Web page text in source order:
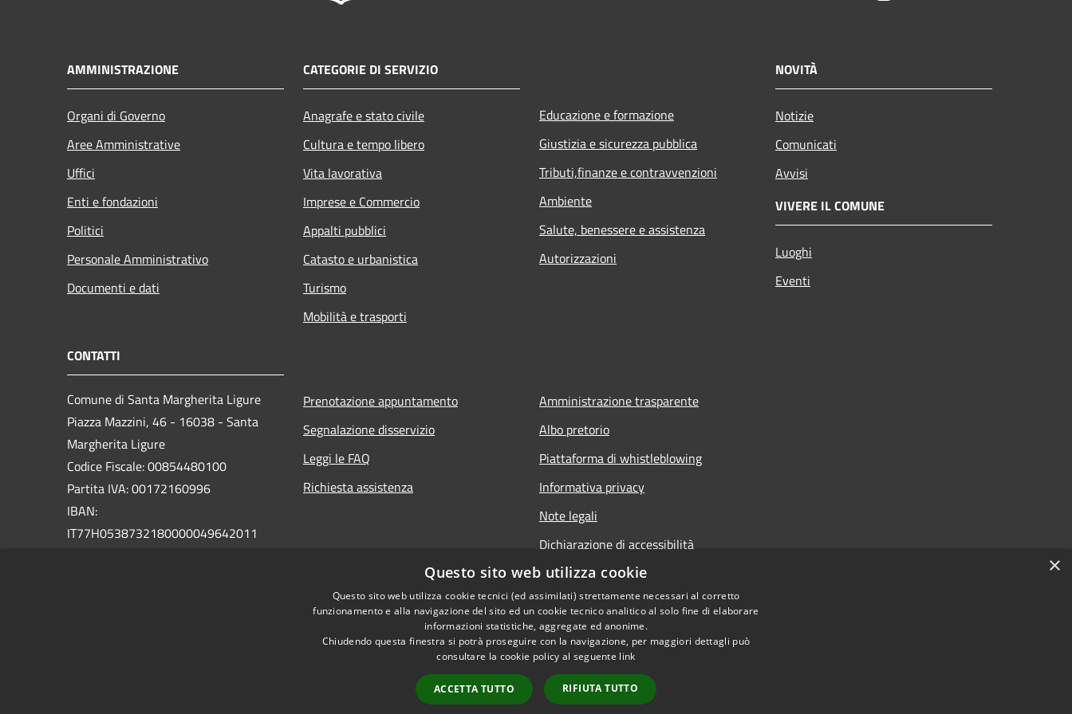
AMMINISTRAZIONE
Organi di Governo
Aree Amministrative
Uffici
Enti e fondazioni
Politici
Personale Amministrativo
Documenti e dati
CATEGORIE DI SERVIZIO
Anagrafe e stato civile
Cultura e tempo libero
Vita lavorativa
Imprese e Commercio
Appalti pubblici
Catasto e urbanistica
Turismo
Mobilità e trasporti
Educazione e formazione
Giustizia e sicurezza pubblica
Tributi,finanze e contravvenzioni
Ambiente
Salute, benessere e assistenza
Autorizzazioni
NOVITÀ
Notizie
Comunicati
Avvisi
VIVERE IL COMUNE
Luoghi
Eventi
CONTATTI
Comune di Santa Margherita Ligure
Piazza Mazzini, 46 - 16038 - Santa
Margherita Ligure
Codice Fiscale: 00854480100
Partita IVA: 00172160996
IBAN:
IT77H0538732180000049642011
Prenotazione appuntamento
Segnalazione disservizio
Leggi le FAQ
Richiesta assistenza
Amministrazione trasparente
Albo pretorio
Piattaforma di whistleblowing
Informativa privacy
Note legali
Dichiarazione di accessibilità
© 2022 • Comune di Santa Margherita Ligure • Powered by
×
Questo sito web utilizza cookie
Questo sito web utilizza cookie tecnici (ed assimilati) strettamente necessari al corretto
funzionamento e alla navigazione del sito ed un cookie tecnico analitico al solo fine di elaborare
informazioni statistiche, aggregate ed anonime.
Chiudendo questa finestra si potrà proseguire con la navigazione, per maggiori dettagli può
consultare la cookie policy al seguente link
ACCETTA TUTTO RIFIUTA TUTTO